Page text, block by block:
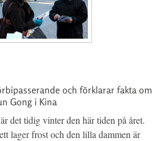
och förklarar fakta om
Gong i Kina
det tidig vinter den här tiden på året.
lager frost och den lilla dammen är